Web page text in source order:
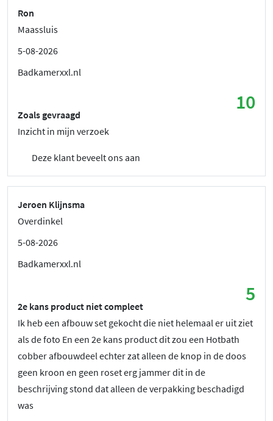
Ron
Maassluis
5-08-2026
Badkamerxxl.nl
10
Zoals gevraagd
Inzicht in mijn verzoek
Deze klant beveelt ons aan
Jeroen Klijnsma
Overdinkel
5-08-2026
Badkamerxxl.nl
5
2e kans product niet compleet
Ik heb een afbouw set gekocht die niet helemaal er uit ziet
als de foto En een 2e kans product dit zou een Hotbath
cobber afbouwdeel echter zat alleen de knop in de doos
geen kroon en geen roset erg jammer dit in de
beschrijving stond dat alleen de verpakking beschadigd
was